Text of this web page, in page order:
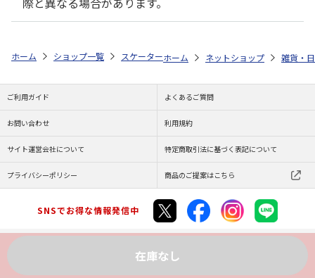
在庫なし
ホーム ショップ一覧 スケーター 抗菌 食洗機対応 プラコップ ハロ
ホーム ネットショップ 雑貨・
ご利用ガイド よくあるご質問
お問い合わせ 利用規約
サイト運営会社について 特定商取引法に基づく表記について
プライバシーポリシー 商品のご提案はこちら
SNSでお得な情報発信中